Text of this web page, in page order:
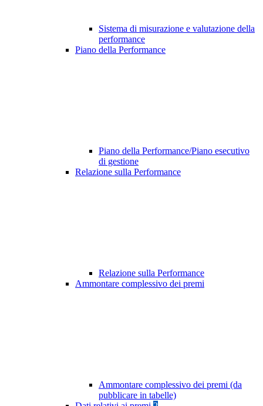
Sistema di misurazione e valutazione della
performance
Piano della Performance
Piano della Performance/Piano esecutivo
di gestione
Relazione sulla Performance
Relazione sulla Performance
Ammontare complessivo dei premi
Ammontare complessivo dei premi (da
pubblicare in tabelle)